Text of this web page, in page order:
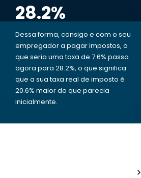
28.2%
Dessa forma, consigo e com o seu
empregador a pagar impostos, o
que seria uma taxa de 7.6% passa
agora para 28.2%, o que significa
que a sua taxa real de imposto é
20.6% maior do que parecia
inicialmente.